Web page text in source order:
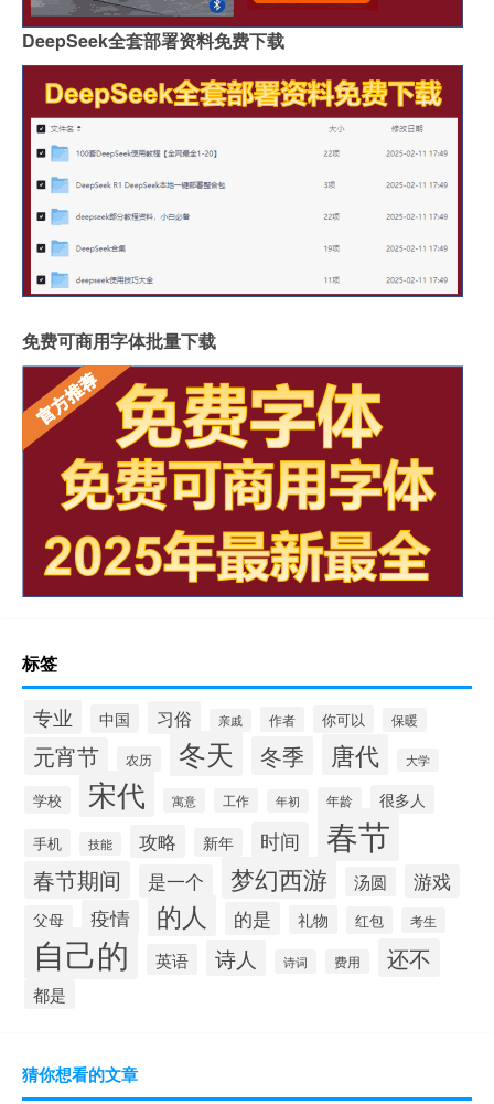
DeepSeek全套部署资料免费下载
免费可商用字体批量下载
标签
专业 中国 习俗 亲戚 作者 你可以 保暖
元宵节 农历 冬天 冬季 唐代 大学
学校 宋代 寓意 工作 年初 年龄 很多人
手机 技能 攻略 新年 时间 春节
春节期间 是一个 梦幻西游 汤圆 游戏
父母 疫情 的人 的是 礼物 红包 考生
自己的 英语 诗人 诗词 费用 还不
都是
猜你想看的文章